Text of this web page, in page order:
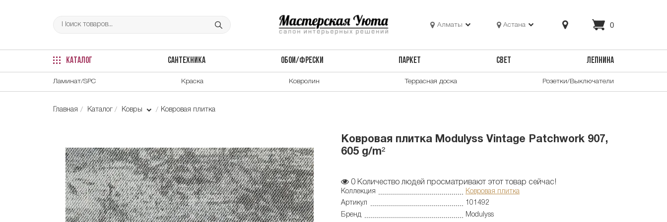
Алматы Астана 0
КАТАЛОГ САНТЕХНИКА ОБОИ/ФРЕСКИ ПАРКЕТ СВЕТ ЛЕПНИНА
Ламинат/SPC Краска Ковролин Террасная доска Розетки/Выключатели
Главная Каталог Ковры Ковровая плитка
Ковровая плитка Modulyss Vintage Patchwork 907,
605 g/m²
0 Количество людей просматривают этот товар сейчас!
Коллекция
Ковровая плитка
Артикул
101492
Бренд
Modulyss